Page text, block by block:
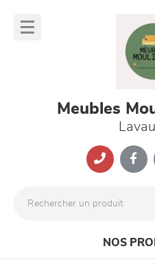
Meubles
NOS